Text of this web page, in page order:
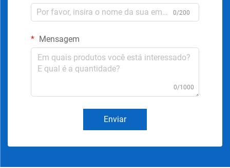
0/200
Mensagem
0/1000
Enviar